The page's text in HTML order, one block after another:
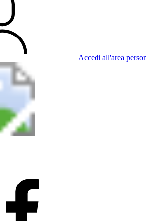
Accedi all'area